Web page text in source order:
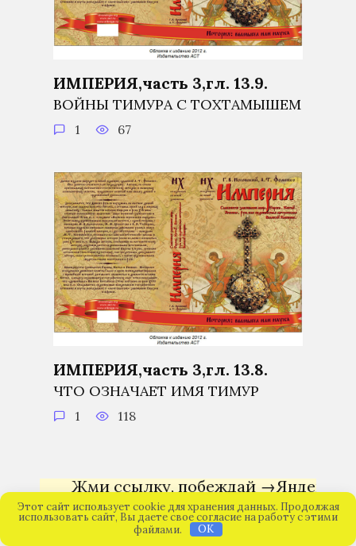
ИМПЕРИЯ,часть 3,гл. 13.9.
ВОЙНЫ ТИМУРА С ТОХТАМЫШЕМ
1 67
ИМПЕРИЯ,часть 3,гл. 13.8.
ЧТО ОЗНАЧАЕТ ИМЯ ТИМУР
1 118
Жми ссылку, побеждай →Яндекс Директ
Этот сайт использует cookie для хранения данных. Продолжая
использовать сайт, Вы даете свое согласие на работу с этими
файлами.
OK